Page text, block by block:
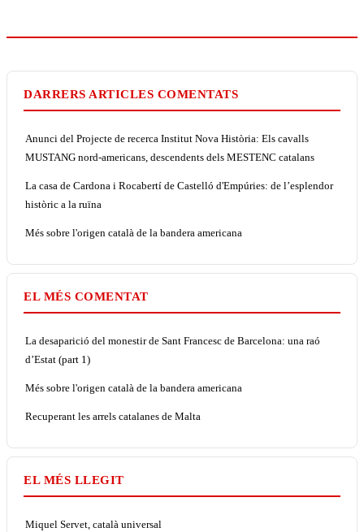
DARRERS ARTICLES COMENTATS
Anunci del Projecte de recerca Institut Nova Història: Els cavalls
MUSTANG nord-americans, descendents dels MESTENC catalans
La casa de Cardona i Rocabertí de Castelló d'Empúries: de l’esplendor
històric a la ruïna
Més sobre l'origen català de la bandera americana
EL MÉS COMENTAT
La desaparició del monestir de Sant Francesc de Barcelona: una raó
d’Estat (part 1)
Més sobre l'origen català de la bandera americana
Recuperant les arrels catalanes de Malta
EL MÉS LLEGIT
Miquel Servet, català universal